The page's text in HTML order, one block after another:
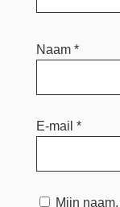
Naam *
E-mail *
Mijn